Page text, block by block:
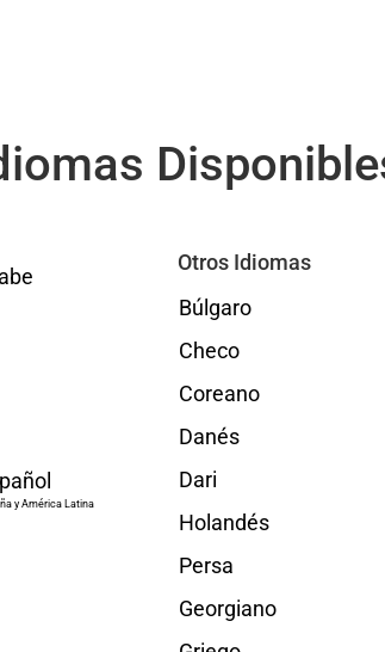
y América Latina
Otros Idiomas
Búlgaro
Checo
Coreano
Danés
Dari
Holandés
Persa
Georgiano